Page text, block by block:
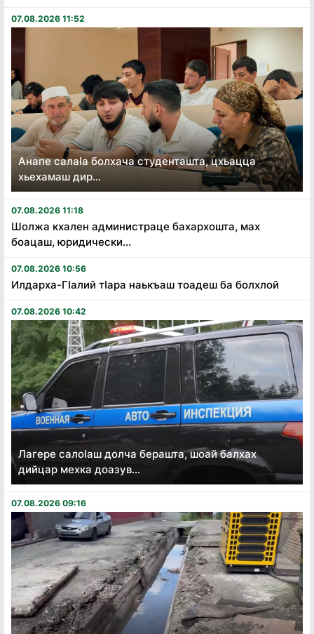
07.08.2026 11:52
Анапе салаӏа болхача студенташта, цхьацца
хьехамаш дир...
07.08.2026 11:18
Шолжа кхален администраце бахархошта, мах
боацаш, юридически...
07.08.2026 10:56
Илдарха-Гӏалий тӏара наькъаш тоадеш ба болхлой
07.08.2026 10:42
Лагере салоӏаш долча берашта, шоай балхах
дийцар мехка доазув...
07.08.2026 09:16